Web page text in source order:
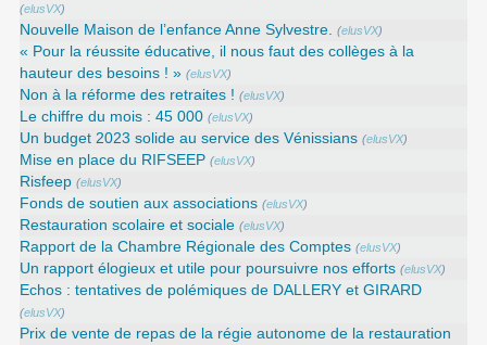
(elusVX)
Nouvelle Maison de l’enfance Anne Sylvestre. (elusVX)
« Pour la réussite éducative, il nous faut des collèges à la
hauteur des besoins ! » (elusVX)
Non à la réforme des retraites ! (elusVX)
Le chiffre du mois : 45 000 (elusVX)
Un budget 2023 solide au service des Vénissians (elusVX)
Mise en place du RIFSEEP (elusVX)
Risfeep (elusVX)
Fonds de soutien aux associations (elusVX)
Restauration scolaire et sociale (elusVX)
Rapport de la Chambre Régionale des Comptes (elusVX)
Un rapport élogieux et utile pour poursuivre nos efforts (elusVX)
Echos : tentatives de polémiques de DALLERY et GIRARD
(elusVX)
Prix de vente de repas de la régie autonome de la restauration